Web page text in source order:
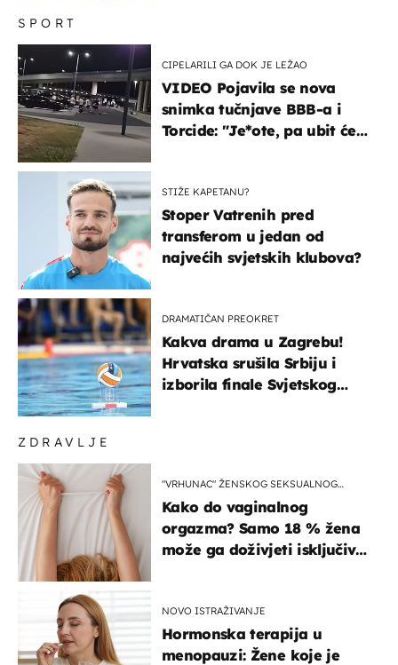
ZDRAVLJE
"VRHUNAC" ŽENSKOG SEKSUALNOG
Kako do vaginalnog
orgazma? Samo 18 % žena
može ga doživjeti isključivo
NOVO ISTRAŽIVANJE
Hormonska terapija u
menopauzi: Žene koje je
SPORT
CIPELARILI GA DOK JE LEŽAO
VIDEO Pojavila se nova
snimka tučnjave BBB-a i
Torcide: "Je*ote, pa ubit će
STIŽE KAPETANU?
Stoper Vatrenih pred
transferom u jedan od
najvećih svjetskih klubova?
DRAMATIČAN PREOKRET
Kakva drama u Zagrebu!
Hrvatska srušila Srbiju i
izborila finale Svjetskog